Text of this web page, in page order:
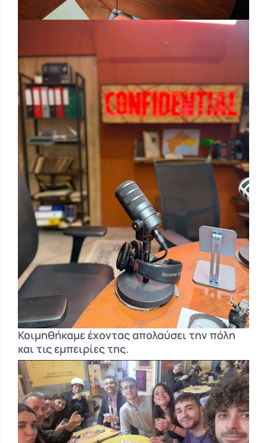
Κοιμηθήκαμε έχοντας απολαύσει την πόλη
και τις εμπειρίες της.